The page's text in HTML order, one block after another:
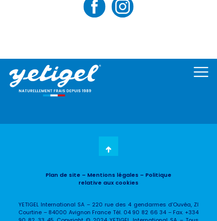
Plan de site – Mentions légales – Politique
relative aux cookies
YETIGEL International SA – 220 rue des 4 gendarmes d’Ouvéa, ZI
Courtine – 84000 Avignon France Tél. 04 90 82 66 34 – Fax. +334